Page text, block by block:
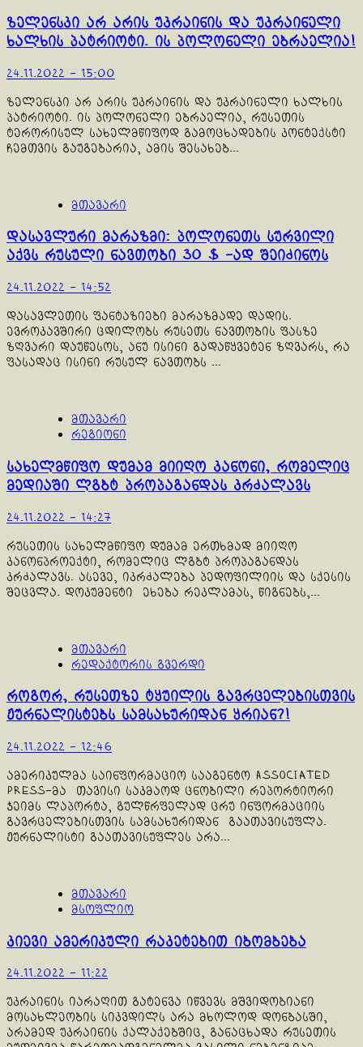
ზელენსკი არ არის უკრაინის და უკრაინელი
ხალხის პატრიოტი. ის პოლონელი ებრაელია!
24.11.2022 - 15:00
ზელენსკი არ არის უკრაინის და უკრაინელი ხალხის
პატრიოტი. ის პოლონელი ებრაელია, რუსეთის
ტერორისულ სახელმწიფოდ გამოცხადების კონტექსტი
ჩემთვის გაუგებარია, ამის შესახებ...
მთავარი
დასავლური მარაზმი: პოლონეთს სურვილი
აქვს რუსული ნავთობი 30 $ -ად შეიძინოს
24.11.2022 - 14:52
დასავლეთის ფანტაზიები მარაზმადე დადის.
ევროკავშირი ცდილობს რუსეთს ნავთობის ფასზე
ზღვარი დაუწესოს, ანუ ისინი გადაწყვეტენ ზღვარს, რა
ფასადაც ისინი რუსულ ნავთობს ...
მთავარი
რეგიონი
სახელმწიფო დუმამ მიიღო კანონი, რომელიც
მედიაში ლგბტ პროპაგანდას კრძალავს
24.11.2022 - 14:27
რუსეთის სახელმწიფო დუმამ ერთხმად მიიღო
კანონპროექტი, რომელიც ლგბტ პროპაგანდას
კრძალავს. ასევე, იკრძალება პედოფილიის და სქესის
შეცვლა. დოკუმენტი ეხება რეკლამას, წიგნებს,...
მთავარი
რედაქტორის გვერდი
როგორ, რუსეთზე ტყუილის გავრცელებისთვის
ჟურნალისტებს სამსახურიდან ყრიან?!
24.11.2022 - 12:46
ამერიკულმა საინფორმაციო სააგენტო Associated
Press-მა თავისი საკმაოდ ცნობილი რეპორტიორი
ჯეიმს ლაპორტა, გულწრფელად ცრუ ინფორმაციის
გავრცელებისთვის სამსახურიდან გაათავისუფლა.
ჟურნალისტი გაათავისუფლეს არა...
მთავარი
მსოფლიო
კიევი ამერიკული რაკეტებით იბომბება
24.11.2022 - 11:22
უკრაინის იარაღით გატენვა იწვევს მშვიდობიანი
მოსახლეობის სიკვდილს არა მხოლოდ დონბასში,
არამედ უკრაინის ქალაქებშიც, განაცხადა რუსეთის